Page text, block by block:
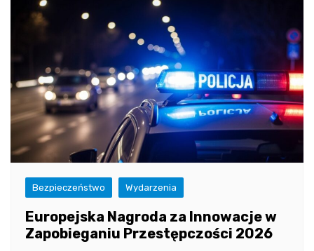
Bezpieczeństwo Wydarzenia
Europejska Nagroda za Innowacje w
Zapobieganiu Przestępczości 2026